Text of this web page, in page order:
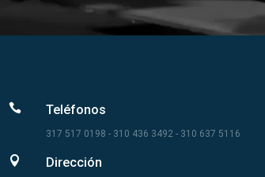
 Teléfonos
317 517 0198 - 310 436 3492 - 310 637 5116
 Dirección